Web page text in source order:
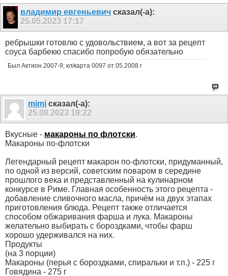
владимир евгеньевич сказал(-а):
25.05.2023 17:17
ребрышки готовлю с удовольствием, а вот за рецепт
соуса барбекю спасибо попробую обязательно
Был Актион 2007-9; кл/карта 0097 от 05.2008 г
mimi сказал(-а):
25.08.2023 19:22
Вкусные - макароны по флотски.
Макароны по-флотски
Легендарный рецепт макарон по-флотски, придуманный,
по одной из версий, советским поваром в середине
прошлого века и представленный на кулинарном
конкурсе в Риме. Главная особенность этого рецепта -
добавление сливочного масла, причём на двух этапах
приготовления блюда. Рецепт также отличается
способом обжаривания фарша и лука. Макароны
желательно выбирать с бороздками, чтобы фарш
хорошо удерживался на них.
Продукты
(на 3 порции)
Макароны (перья с бороздками, спиральки и т.п.) - 225 г
Говядина - 275 г